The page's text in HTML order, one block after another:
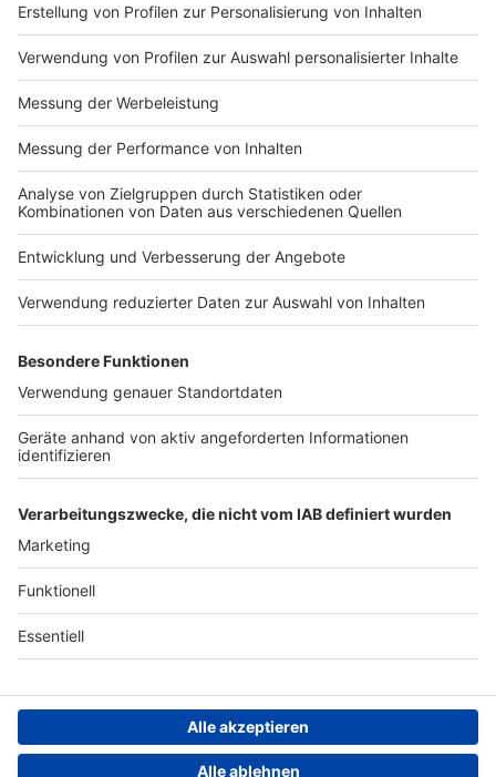
Impressum
Nutzungsbedingungen
Jobs
Presse
Werben
Archiv
ANTENNE BAYERN GROUP
Stiftung ANTENNE BAYERN
hilft
Teilnahmebedingungen
Grounding Page ANTENNE
BAYERN
Kontakt
Studio-Hotline
Verkehrs-Hotline
Datenschutz­erklärung
einstellungen
Persönliche Datenkontrolle
Newsletter